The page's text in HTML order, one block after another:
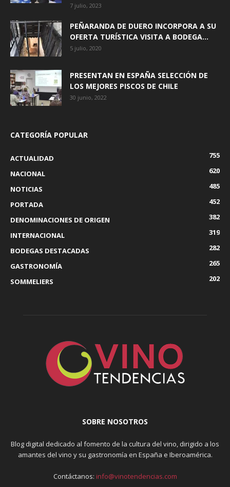
7 julio, 2023
PEÑARANDA DE DUERO INCORPORA A SU
OFERTA TURÍSTICA VISITA A BODEGA...
5 julio, 2020
PRESENTAN EN ESPAÑA SELECCIÓN DE
LOS MEJORES PISCOS DE CHILE
30 junio, 2022
CATEGORÍA POPULAR
ACTUALIDAD
755
NACIONAL
620
NOTICIAS
485
PORTADA
452
DENOMINACIONES DE ORIGEN
382
INTERNACIONAL
319
BODEGAS DESTACADAS
282
GASTRONOMÍA
265
SOMMELIERS
202
SOBRE NOSOTROS
Blog digital dedicado al fomento de la cultura del vino, dirigido a los
amantes del vino y su gastronomía en España e Iberoamérica.
Contáctanos: info@vinotendencias.com